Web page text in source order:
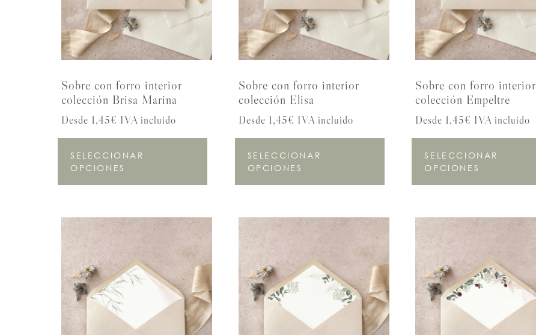
Sobre con forro interior
colección Brisa Marina
Desde 1,45€ IVA incluido
SELECCIONAR
OPCIONES
Sobre con forro interior
colección Elisa
Desde 1,45€ IVA incluido
SELECCIONAR
OPCIONES
Sobre con forro interior
colección Empeltre
Desde 1,45€ IVA incluido
SELECCIONAR
OPCIONES